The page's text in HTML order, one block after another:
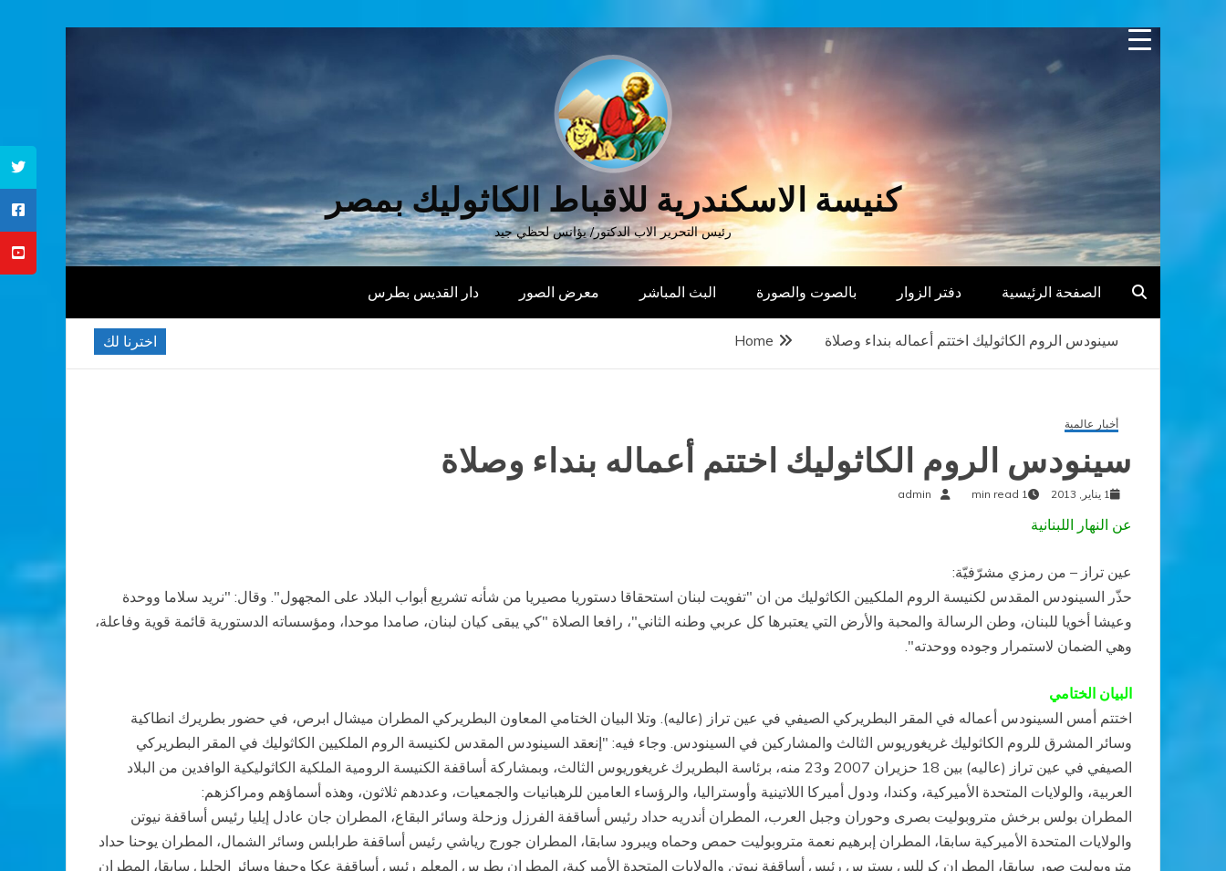
Skip
كنيسة الاسكندرية للاقباط الكاثوليك بمصر
رئيس التحرير الاب الدكتور/ يؤانس لحظي جيد
الصفحة الرئيسية دفتر الزوار بالصوت والصورة البث المباشر معرض الصور دار القديس بطرس
اخترنا لك Home سينودس الروم الكاثوليك اختتم أعماله بنداء وصلاة
أخبار عالمية
سينودس الروم الكاثوليك اختتم أعماله بنداء وصلاة
1 يناير, 2013 1 min read
admin
عن النهار اللبنانية
عين تراز – من رمزي مشرّفيّة:
حذّر السينودس المقدس لكنيسة الروم الملكيين الكاثوليك من ان "تفويت لبنان استحقاقا دستوريا مصيريا من شأنه تشريع أبواب البلاد على المجهول". وقال: "نريد سلاما ووحدة
وعيشا أخويا للبنان، وطن الرسالة والمحبة والأرض التي يعتبرها كل عربي وطنه الثاني"، رافعا الصلاة "كي يبقى كيان لبنان، صامدا موحدا، ومؤسساته الدستورية قائمة قوية وفاعلة،
وهي الضمان لاستمرار وجوده ووحدته".
البيان الختامي
اختتم أمس السينودس أعماله في المقر البطريركي الصيفي في عين تراز (عاليه). وتلا البيان الختامي المعاون البطريركي المطران ميشال ابرص، في حضور بطريرك انطاكية
وسائر المشرق للروم الكاثوليك غريغوريوس الثالث والمشاركين في السينودس. وجاء فيه: "إنعقد السينودس المقدس لكنيسة الروم الملكيين الكاثوليك في المقر البطريركي
الصيفي في عين تراز (عاليه) بين 18 حزيران 2007 و23 منه، برئاسة البطريرك غريغوريوس الثالث، وبمشاركة أساقفة الكنيسة الرومية الملكية الكاثوليكية الوافدين من البلاد
العربية، والولايات المتحدة الأميركية، وكندا، ودول أميركا اللاتينية وأوستراليا، والرؤساء العامين للرهبانيات والجمعيات، وعددهم ثلاثون، وهذه أسماؤهم ومراكزهم:
المطران بولس برخش متروبوليت بصرى وحوران وجبل العرب، المطران أندريه حداد رئيس أساقفة الفرزل وزحلة وسائر البقاع، المطران جان عادل إيليا رئيس أساقفة نيوتن
والولايات المتحدة الأميركية سابقا، المطران إبرهيم نعمة متروبوليت حمص وحماه ويبرود سابقا، المطران جورج رياشي رئيس أساقفة طرابلس وسائر الشمال، المطران يوحنا حداد
متروبوليت صور سابقا، المطران كرللس بسترس رئيس أساقفة نيوتن والولايات المتحدة الأميركية، المطران بطرس المعلم رئيس أساقفة عكا وحيفا وسائر الجليل سابقا، المطران